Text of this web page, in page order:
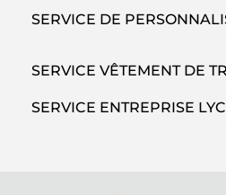
SERVICE DE
SERVICE VÊTEMENT DE
SERVICE ENTREPRISE